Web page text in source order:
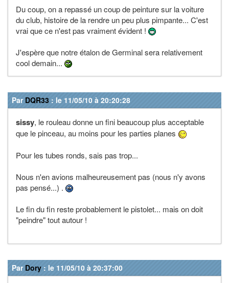
Du coup, on a repassé un coup de peinture sur la voiture
du club, histoire de la rendre un peu plus pimpante... C'est
vrai que ce n'est pas vraiment évident !
J'espère que notre étalon de Germinal sera relativement
cool demain...
Par DQR33 : le 11/05/10 à 20:20:28
sissy, le rouleau donne un fini beaucoup plus acceptable
que le pinceau, au moins pour les parties planes
Pour les tubes ronds, sais pas trop...
Nous n'en avions malheureusement pas (nous n'y avons
pas pensé...) .
Le fin du fin reste probablement le pistolet... mais on doit
"peindre" tout autour !
Par Dory : le 11/05/10 à 20:37:00